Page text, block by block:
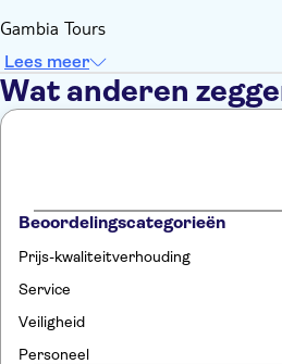
Gambia Tours
Lees meer
Wat anderen
Beoordelingscategorieën
Prijs-kwaliteitverhouding
Service
Veiligheid
Personeel